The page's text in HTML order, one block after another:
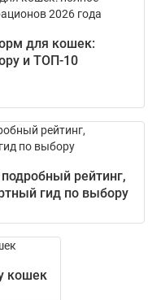
для кошек:
и ТОП-10
рейтинг,
гид по выбору
кошек